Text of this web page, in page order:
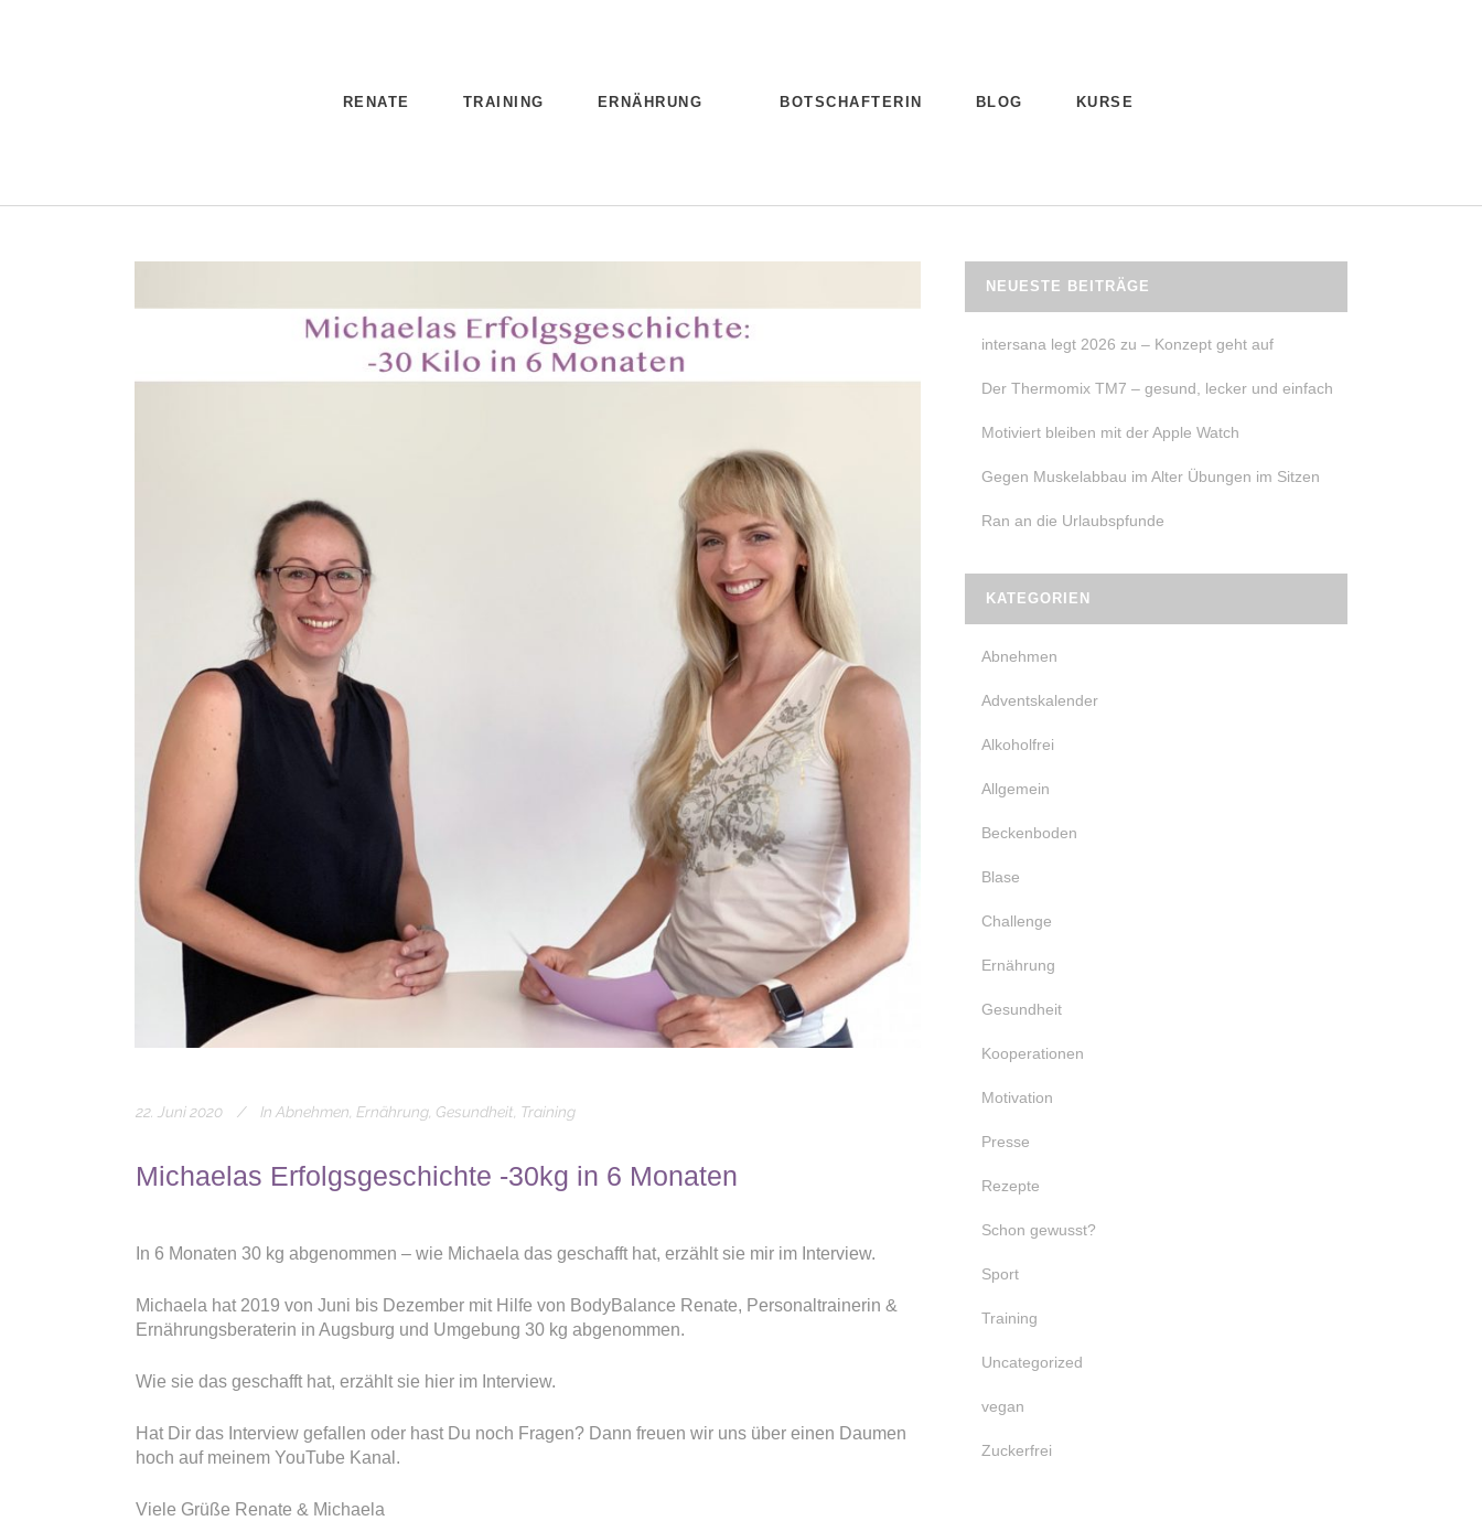
RENATE TRAINING ERNÄHRUNG BOTSCHAFTERIN BLOG KURSE
22. Juni 2020 In Abnehmen, Ernährung, Gesundheit, Training
Michaelas Erfolgsgeschichte -30kg in 6 Monaten
In 6 Monaten 30 kg abgenommen – wie Michaela das geschafft hat, erzählt sie mir im Interview.
Michaela hat 2019 von Juni bis Dezember mit Hilfe von BodyBalance Renate, Personaltrainerin &
Ernährungsberaterin in Augsburg und Umgebung 30 kg abgenommen.
Wie sie das geschafft hat, erzählt sie hier im Interview.
Hat Dir das Interview gefallen oder hast Du noch Fragen? Dann freuen wir uns über einen Daumen
hoch auf meinem YouTube Kanal.
Viele Grüße Renate & Michaela
NEUESTE BEITRÄGE
intersana legt 2026 zu – Konzept geht auf
Der Thermomix TM7 – gesund, lecker und einfach
Motiviert bleiben mit der Apple Watch
Gegen Muskelabbau im Alter Übungen im Sitzen
Ran an die Urlaubspfunde
KATEGORIEN
Abnehmen
Adventskalender
Alkoholfrei
Allgemein
Beckenboden
Blase
Challenge
Ernährung
Gesundheit
Kooperationen
Motivation
Presse
Rezepte
Schon gewusst?
Sport
Training
Uncategorized
vegan
Zuckerfrei